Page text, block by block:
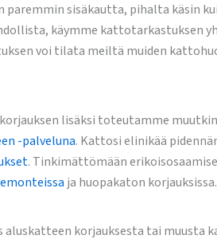
paremmin sisäkautta, pihalta käsin
käymme kattotarkastuksen
voi tilata meiltä muiden
lisäksi toteutamme
-palveluna. Kattosi elinikää
. Tinkimättömään
ja huopakaton
aluskatteen korjauksesta tai muusta